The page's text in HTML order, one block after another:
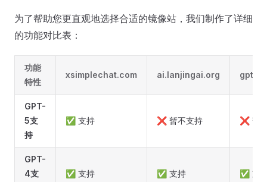
为了帮助您更直观地选择合适的镜像站，我们制作了详细
的功能对比表：
功能
特性
xsimplechat.com ai.lanjingai.org
GPT-
5支
持
✅ 支持 ❌ 暂不支持 ❌ 暂
GPT-
4支
✅ 支持 ✅ 支持 ✅ 支